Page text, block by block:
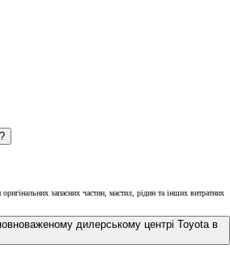
запасних частин, мастил, рідин та інших витратних
дилерському центрі Toyota в